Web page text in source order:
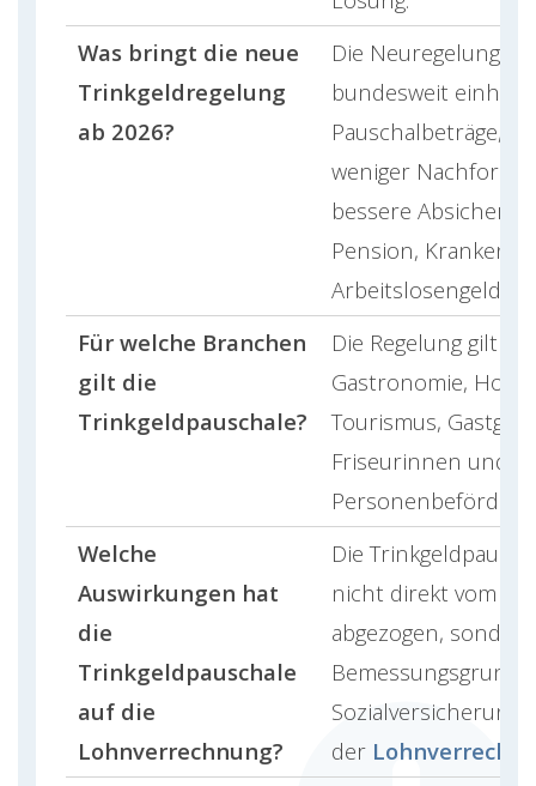
Was bringt die neue
Trinkgeldregelung
ab 2026?
Die Neuregelung
bundesweit
Pauschalbeträge,
weniger
bessere
Pension,
Arbeitslosengeld.
Für welche Branchen
gilt die
Trinkgeldpauschale?
Die Regelung gilt
Gastronomie,
Tourismus,
Friseurinnen und
Welche
Auswirkungen hat
die
Trinkgeldpauschale
auf die
Lohnverrechnung?
Die
nicht direkt vom
abgezogen,
der